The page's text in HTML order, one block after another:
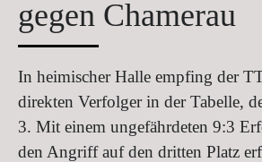
gegen Chamerau
In heimischer Halle empfing der
direkten Verfolger in der Tabelle,
3. Mit einem ungefährdeten 9:3
den Angriff auf den dritten Platz